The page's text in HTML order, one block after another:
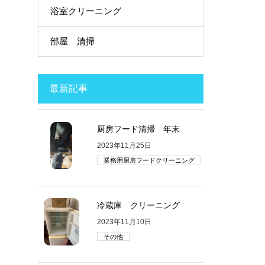
浴室クリーニング
部屋 清掃
最新記事
厨房フード清掃 年末
2023年11月25日
業務用厨房フードクリーニング
冷蔵庫 クリーニング
2023年11月10日
その他